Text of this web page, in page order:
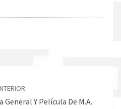
Y Película De M.A.